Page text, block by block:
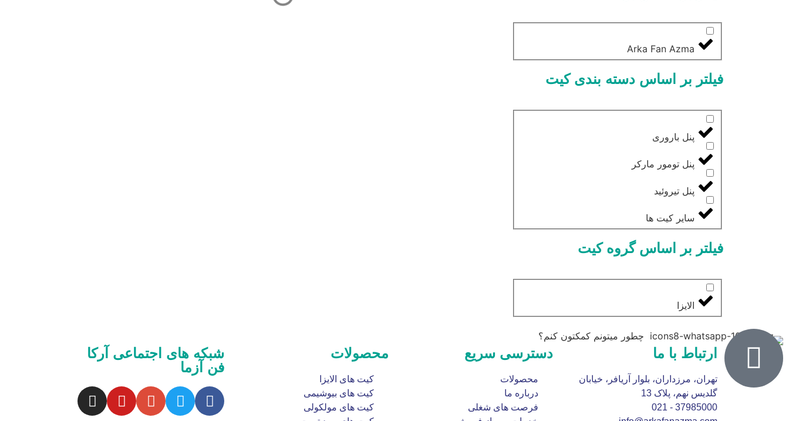
Arka Fan Azma
فیلتر بر اساس دسته بندی کیت
پنل باروری
پنل تومور مارکر
پنل تیروئید
سایر کیت ها
فیلتر بر اساس گروه کیت
الایزا
چطور میتونم کمکتون کنم؟
ارتباط با ما
تهران، مرزداران، بلوار آریافر، خیابان
گلدیس نهم، پلاک 13
37985000 - 021
دسترسی سریع
محصولات
درباره ما
فرصت های شغلی
محصولات
کیت های الایزا
کیت های بیوشیمی
کیت های مولکولی
شبکه های اجتماعی آرکا
فن آزما